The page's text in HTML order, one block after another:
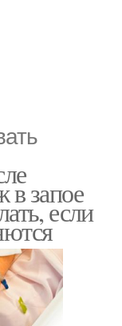
в запое
если